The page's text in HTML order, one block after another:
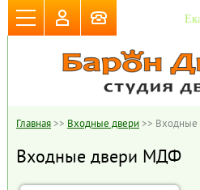
Главная>> Входные двери >>
Входные двери МДФ